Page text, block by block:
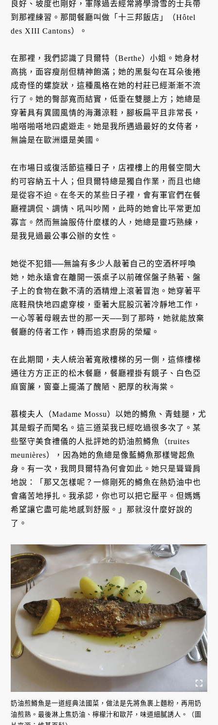
良好、坡度也剛好，軍隊過去經常將學滑雪的士兵帶
到那裡練習。那間餐廳叫做「十三邦飯店」（Hôtel
des XIII Cantons）。
在那裡，我們認識了貝爾特（Berthe）小姐。她身材
高挑，面容瘦削但精神飽滿；她的黑髮勾在耳朵後捲
成奇怪的螺旋狀，這種風格在她的村莊已經漸漸不流
行了。她的臀部寬而結實，低垂在雙腿上方；她總是
穿著具有異國風情的海灘涼鞋，腳板扁平且非常長，
啪嗒啪嗒地四處遊走。她是我所遇過最好的女侍者，
無論是在歐洲還是美國。
在市場日或復活節這種日子，店裡樓上的用餐空間大
約可容納五十人；但貝爾特總是獨自作業，而且也總
是從容不迫。在冬天的某些日子裡，會有軍官們在餐
廳裡調侃、調情、吼叫吵鬧，此時的她會比平常更加
寡言。然而無論服侍什麼樣的人，她總是靈巧熟練，
是我見過最公事公辦的女性。
她從不犯錯──無論有多少人敲著自己的空酒杯呼喚
她，她永遠會在離開一張桌子以前確保盤子熱著、盤
子上的食物在數不清的酒精燈上滾著冒泡。她穿著平
底鞋飛快地四處穿梭，垂著大屁股沉著冷靜地工作，
一心等著母親去世的那一天──到了那時，她就能放棄
餐廳的侍者工作，轉而追求廚房的榮耀。
在此期間，夫人統治著寬敞樓梯的另一側，這條樓梯
通往方方正正的松木餐廳，餐廳裡掛有鏡子、白色亞
麻窗簾，窗臺上擺滿了醜陋、肥厚的秋海棠。
慕梭夫人（Madame Mossu）以她的鱒魚、青蛙腿，尤
其是蝦子而聞名。這三道菜我已經吃過很多次了。某
些堅守美食禮儀的人批評她的奶油煎鱒魚（truites
meunières），因為她的魚總是像藍鱒魚那樣彎起魚
身。有一次，我問貝爾特為何會如此。她只是聳聳肩
地說：「那又怎樣呢？一條剛死的鱒魚在熱奶油中也
會痛苦地掙扎。我承認，你也可以把它壓平。但媽媽
希望讓它盡可能地感到舒服。」那就沒什麼好說的
了。
奶油煎鱒魚是一道經典法國菜，做法是先將魚裹上麵粉，再用奶
油煎熟。最後淋上焦奶油、檸檬汁和歐芹，味道細膩誘人。（圖